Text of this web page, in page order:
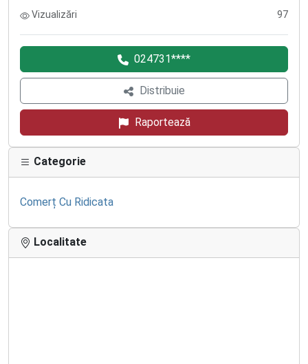
Vizualizări
97
024731****
Distribuie
Raportează
Categorie
Comerț Cu Ridicata
Localitate